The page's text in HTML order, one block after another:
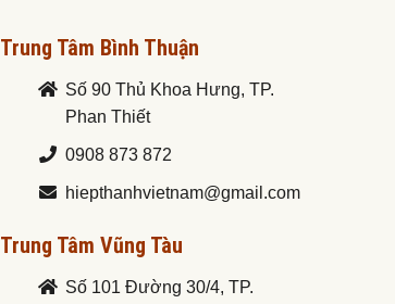
Trung Tâm Bình Thuận
Số 90 Thủ Khoa Hưng, TP.
Phan Thiết
0908 873 872
hiepthanhvietnam@gmail.com
Trung Tâm Vũng Tàu
Số 101 Đường 30/4, TP.